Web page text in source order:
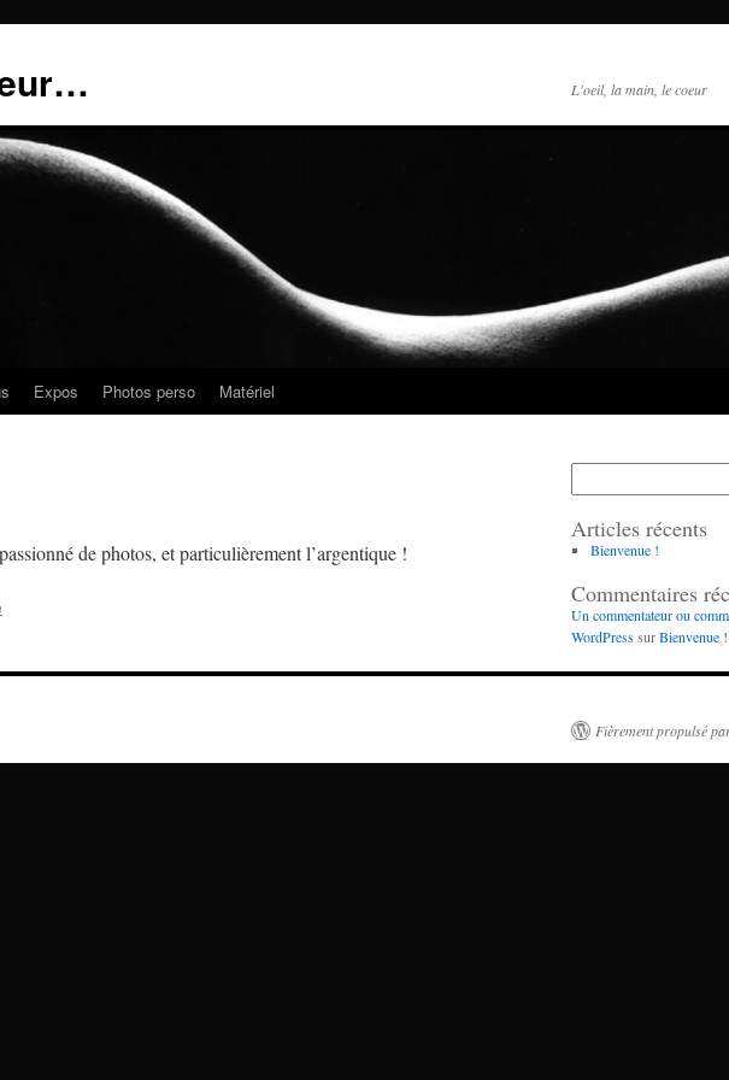
L'oeil, la main, le coeur
Expos Photos perso Matériel
de photos, et particulièrement l’argentique !
Articles récents
Bienvenue !
Commentaires
Un commentateur ou
WordPresssurBienvenue !
Fièrement propulsé